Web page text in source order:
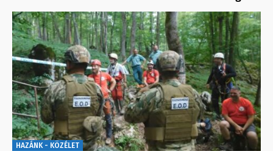
HAZÁNK - KÖZÉLET